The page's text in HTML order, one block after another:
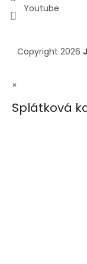
Youtube
Copyright 2026
×
Splátková